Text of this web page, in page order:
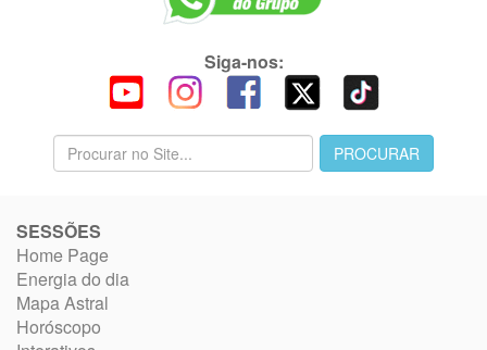
Siga-nos:
SESSÕES
Home Page
Energia do dia
Mapa Astral
Horóscopo